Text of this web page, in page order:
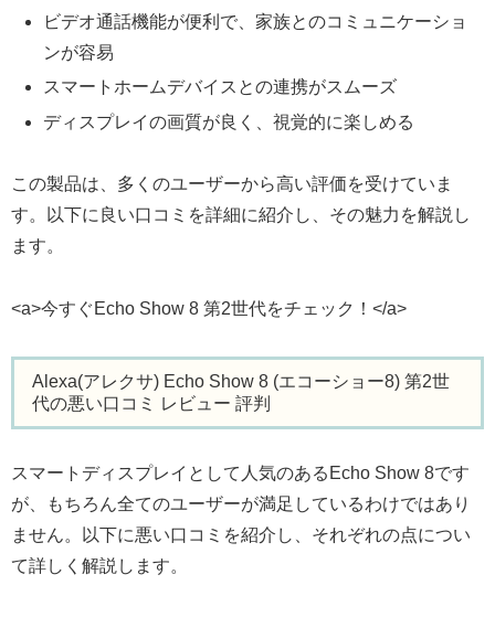
ビデオ通話機能が便利で、家族とのコミュニケーショ
ンが容易
スマートホームデバイスとの連携がスムーズ
ディスプレイの画質が良く、視覚的に楽しめる
この製品は、多くのユーザーから高い評価を受けていま
す。以下に良い口コミを詳細に紹介し、その魅力を解説し
ます。
<a>今すぐEcho Show 8 第2世代をチェック！</a>
Alexa(アレクサ) Echo Show 8 (エコーショー8) 第2世
代の悪い口コミ レビュー 評判
スマートディスプレイとして人気のあるEcho Show 8です
が、もちろん全てのユーザーが満足しているわけではあり
ません。以下に悪い口コミを紹介し、それぞれの点につい
て詳しく解説します。